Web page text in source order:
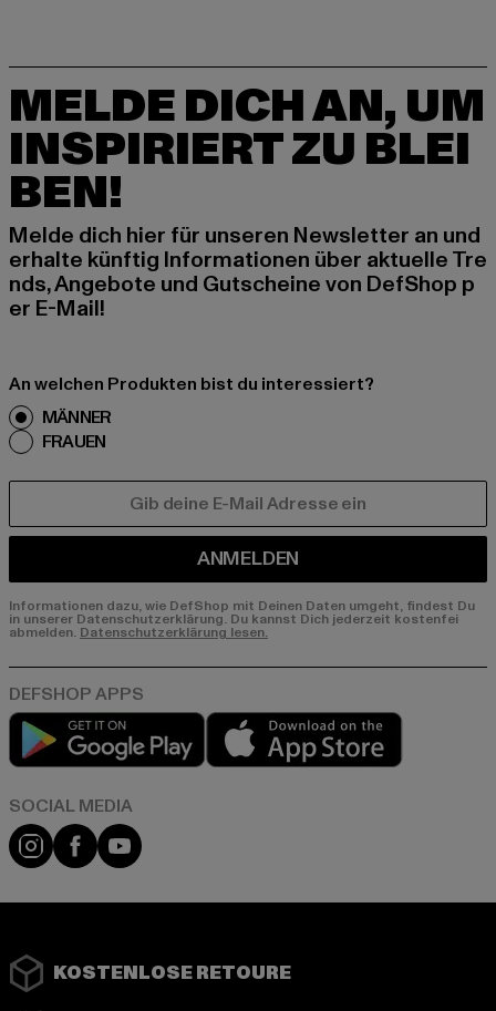
MELDE DICH AN, UM
INSPIRIERT ZU BLEI
BEN!
Melde dich hier für unseren Newsletter an und
erhalte künftig Informationen über aktuelle Tre
nds, Angebote und Gutscheine von DefShop p
er E-Mail!
An welchen Produkten bist du interessiert?
MÄNNER
FRAUEN
ANMELDEN
Informationen dazu, wie DefShop mit Deinen Daten umgeht, findest Du
in unserer Datenschutzerklärung. Du kannst Dich jederzeit kostenfei
abmelden. Datenschutzerklärung lesen.
Play market
Instagram
FacebookYouTube
KOSTENLOSE RETOURE